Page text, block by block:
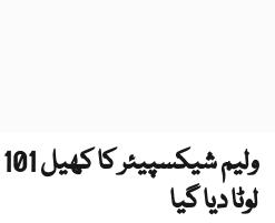
لوٹا دیا گیا